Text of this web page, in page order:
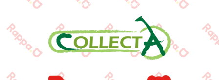
www.collecta.gr